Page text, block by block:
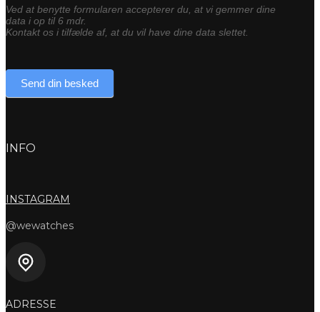
Ved at benytte formularen accepterer du, at vi gemmer dine
data i op til 6 mdr.
Kontakt os i tilfælde af, at du vil have dine data slettet.
Send din besked
INFO
INSTAGRAM
@wewatches
ADRESSE